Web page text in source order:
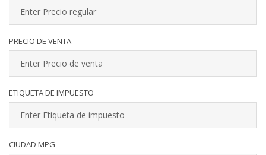
PRECIO DE VENTA
ETIQUETA DE IMPUESTO
CIUDAD MPG